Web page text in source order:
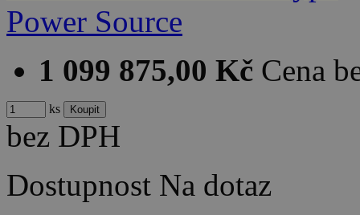
1 099 875,00 Kč Cena
ks
bez DPH
Dostupnost Na dotaz